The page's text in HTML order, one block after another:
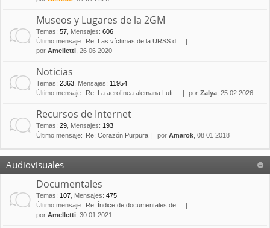
Museos y Lugares de la 2GM
Temas: 57 Mensajes: 606
Último mensaje:
Re: Las víctimas de la URSS d…
por Amelletti , 26 06 2020
Noticias
Temas: 2363 Mensajes: 11954
Último mensaje:
Re: La aerolínea alemana Luft… por Zalya , 25 02 2026
Recursos de Internet
Temas: 29 Mensajes: 193
Último mensaje:
Re: Corazón Purpura por Amarok , 08 01 2018
Audiovisuales
Documentales
Temas: 107 Mensajes: 475
Último mensaje:
Re: Índice de documentales de…
por Amelletti , 30 01 2021